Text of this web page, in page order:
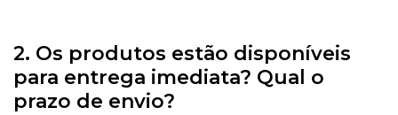
2. Os produtos estão disponíveis
para entrega imediata? Qual o
prazo de envio?